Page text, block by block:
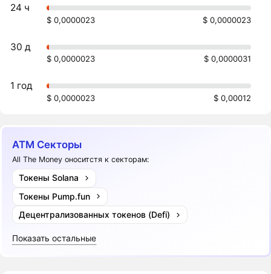
24 ч
$ 0,0000023 $ 0,0000023
30 д
$ 0,0000023 $ 0,0000031
1 год
$ 0,0000023 $ 0,00012
ATM Секторы
All The Money оноситстя к секторам:
Токены Solana
Токены Pump.fun
Децентрализованных токенов (Defi)
Показать остальные